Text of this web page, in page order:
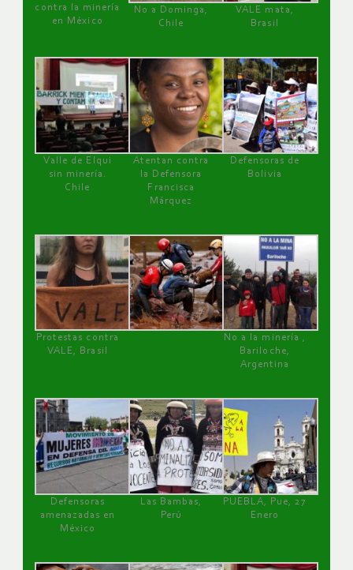
contra la minería
en México
No a Dominga,
Chile
VALE mata,
Brasil
Valle de Elqui
sin minería.
Chile
Atentan contra
la Defensora
Francisca
Márquez
Defensoras de
Bolivia
Protestas contra
VALE, Brasil
No a la minería ,
Bariloche,
Argentina
Defensoras
amenazadas en
México
Las Bambas,
Perú
PUEBLA, Pue, 27
Enero